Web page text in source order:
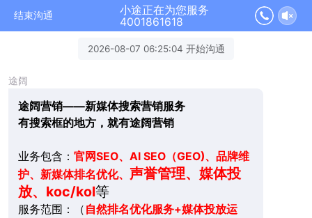
结束沟通
小途正在为您服务
4001861618
2026-08-07 06:25:04 开始沟通
途阔
途阔营销——新媒体搜索营销服务
有搜索框的地方，就有途阔营销
业务包含： 官网SEO、AI SEO（GEO)、品牌维
护、新媒体排名优化、 声誉管理、媒体投
放、koc/kol等
服务范围：（ 自然排名优化服务+媒体投放运